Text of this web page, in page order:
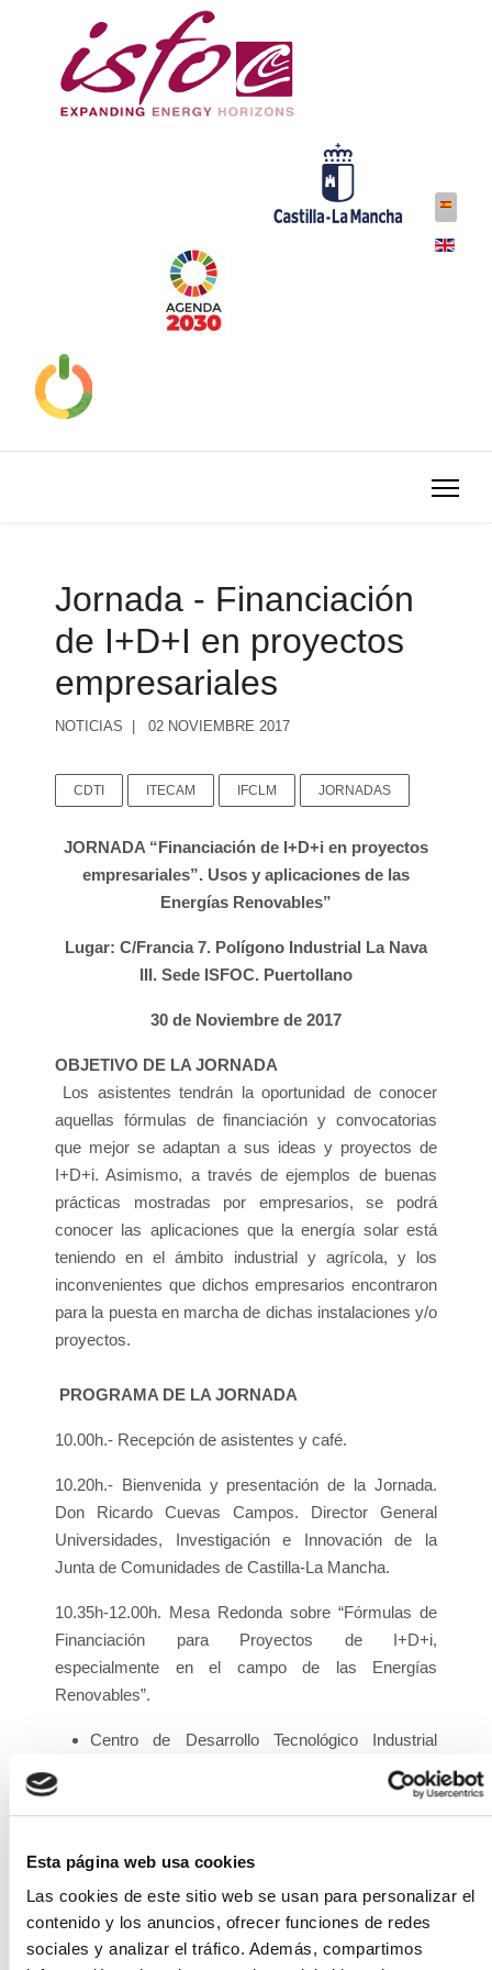
Esta página web usa cookies
Las cookies de este sitio web se usan para personalizar el
contenido y los anuncios, ofrecer funciones de redes
sociales y analizar el tráfico. Además, compartimos
Jornada - Financiación
de I+D+I en proyectos
empresariales
NOTICIAS 02 NOVIEMBRE 2017
CDTI ITECAM IFCLM JORNADAS
JORNADA “Financiación de I+D+i en proyectos
empresariales”. Usos y aplicaciones de las
Energías Renovables”
Lugar: C/Francia 7. Polígono Industrial La Nava
III. Sede ISFOC. Puertollano
30 de Noviembre de 2017
OBJETIVO DE LA JORNADA
Los asistentes tendrán la oportunidad de conocer
aquellas fórmulas de financiación y convocatorias
que mejor se adaptan a sus ideas y proyectos de
I+D+i. Asimismo, a través de ejemplos de buenas
prácticas mostradas por empresarios, se podrá
conocer las aplicaciones que la energía solar está
teniendo en el ámbito industrial y agrícola, y los
inconvenientes que dichos empresarios encontraron
para la puesta en marcha de dichas instalaciones y/o
proyectos.
PROGRAMA DE LA JORNADA
10.00h.- Recepción de asistentes y café.
10.20h.- Bienvenida y presentación de la Jornada.
Don Ricardo Cuevas Campos. Director General
Universidades, Investigación e Innovación de la
Junta de Comunidades de Castilla-La Mancha.
10.35h-12.00h. Mesa Redonda sobre “Fórmulas de
Financiación para Proyectos de I+D+i,
especialmente en el campo de las Energías
Renovables”.
Centro de Desarrollo Tecnológico Industrial
(CDTI). Don Gabriel Barthelemy. Responsable
Área de Energía. Departamento de Energía,
Transporte, Fabricación y Sociedad Digital.
Instituto de Finanzas de Castilla-La Mancha
(ICMF)